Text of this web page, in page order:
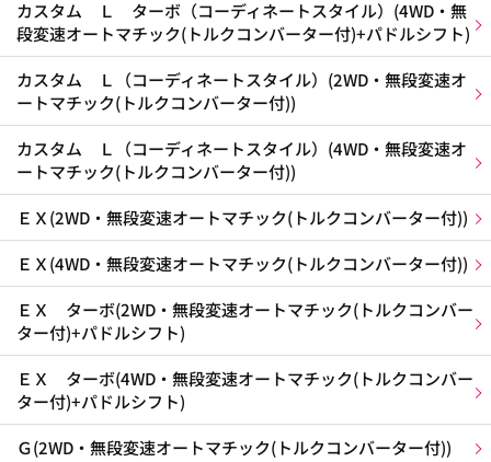
カスタム Ｌ ターボ（コーディネートスタイル）(4WD・無
段変速オートマチック(トルクコンバーター付)+パドルシフト)
カスタム Ｌ（コーディネートスタイル）(2WD・無段変速オ
ートマチック(トルクコンバーター付))
カスタム Ｌ（コーディネートスタイル）(4WD・無段変速オ
ートマチック(トルクコンバーター付))
ＥＸ(2WD・無段変速オートマチック(トルクコンバーター付))
ＥＸ(4WD・無段変速オートマチック(トルクコンバーター付))
ＥＸ ターボ(2WD・無段変速オートマチック(トルクコンバー
ター付)+パドルシフト)
ＥＸ ターボ(4WD・無段変速オートマチック(トルクコンバー
ター付)+パドルシフト)
Ｇ(2WD・無段変速オートマチック(トルクコンバーター付))